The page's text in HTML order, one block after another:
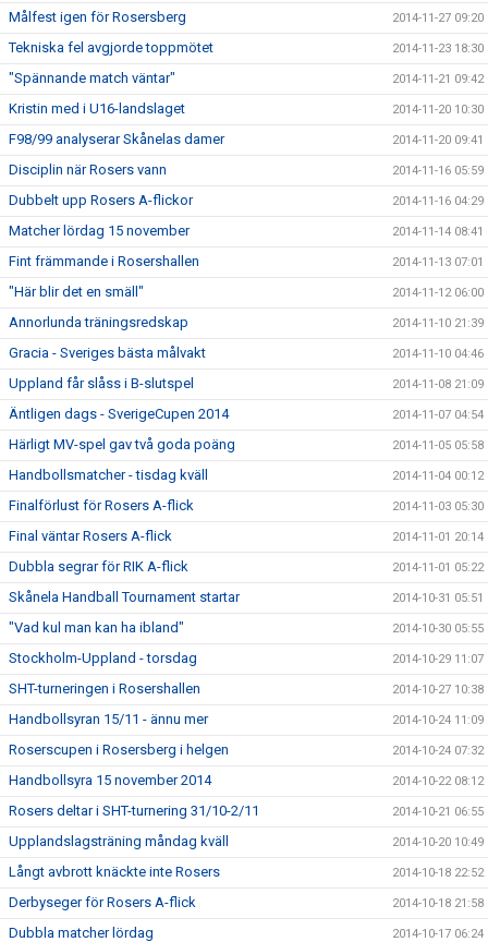
Målfest igen för Rosersberg 2014-11-27 09:20
Tekniska fel avgjorde toppmötet 2014-11-23 18:30
"Spännande match väntar" 2014-11-21 09:42
Kristin med i U16-landslaget 2014-11-20 10:30
F98/99 analyserar Skånelas damer 2014-11-20 09:41
Disciplin när Rosers vann 2014-11-16 05:59
Dubbelt upp Rosers A-flickor 2014-11-16 04:29
Matcher lördag 15 november 2014-11-14 08:41
Fint främmande i Rosershallen 2014-11-13 07:01
"Här blir det en smäll" 2014-11-12 06:00
Annorlunda träningsredskap 2014-11-10 21:39
Gracia - Sveriges bästa målvakt 2014-11-10 04:46
Uppland får slåss i B-slutspel 2014-11-08 21:09
Äntligen dags - SverigeCupen 2014 2014-11-07 04:54
Härligt MV-spel gav två goda poäng 2014-11-05 05:58
Handbollsmatcher - tisdag kväll 2014-11-04 00:12
Finalförlust för Rosers A-flick 2014-11-03 05:30
Final väntar Rosers A-flick 2014-11-01 20:14
Dubbla segrar för RIK A-flick 2014-11-01 05:22
Skånela Handball Tournament startar 2014-10-31 05:51
"Vad kul man kan ha ibland" 2014-10-30 05:55
Stockholm-Uppland - torsdag 2014-10-29 11:07
SHT-turneringen i Rosershallen 2014-10-27 10:38
Handbollsyran 15/11 - ännu mer 2014-10-24 11:09
Roserscupen i Rosersberg i helgen 2014-10-24 07:32
Handbollsyra 15 november 2014 2014-10-22 08:12
Rosers deltar i SHT-turnering 31/10-2/11 2014-10-21 06:55
Upplandslagsträning måndag kväll 2014-10-20 10:49
Långt avbrott knäckte inte Rosers 2014-10-18 22:52
Derbyseger för Rosers A-flick 2014-10-18 21:58
Dubbla matcher lördag 2014-10-17 06:24